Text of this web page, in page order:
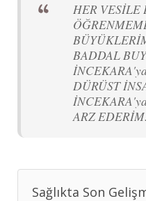
HER VESİLE
BADDAL
DÜRÜST
ARZ
Sağlıkta Son